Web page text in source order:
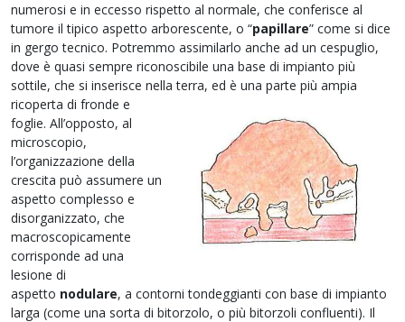
numerosi e in eccesso rispetto al normale, che conferisce al
tumore il tipico aspetto arborescente, o “papillare” come si dice
in gergo tecnico. Potremmo assimilarlo anche ad un cespuglio,
dove è quasi sempre riconoscibile una base di impianto più
sottile, che si inserisce nella terra, ed è una parte più ampia
ricoperta di fronde e
foglie. All’opposto, al
microscopio,
l’organizzazione della
crescita può assumere un
aspetto complesso e
disorganizzato, che
macroscopicamente
corrisponde ad una
lesione di
aspetto nodulare, a contorni tondeggianti con base di impianto
larga (come una sorta di bitorzolo, o più bitorzoli confluenti). Il